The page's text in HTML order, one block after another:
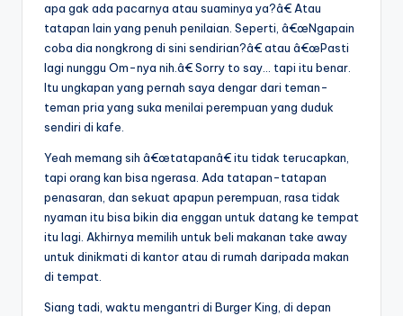
apa gak ada pacarnya atau suaminya ya?â€ Atau
tatapan lain yang penuh penilaian. Seperti, â€œNgapain
coba dia nongkrong di sini sendirian?â€ atau â€œPasti
lagi nunggu Om-nya nih.â€ Sorry to say… tapi itu benar.
Itu ungkapan yang pernah saya dengar dari teman-
teman pria yang suka menilai perempuan yang duduk
sendiri di kafe.
Yeah memang sih â€œtatapanâ€ itu tidak terucapkan,
tapi orang kan bisa ngerasa. Ada tatapan-tatapan
penasaran, dan sekuat apapun perempuan, rasa tidak
nyaman itu bisa bikin dia enggan untuk datang ke tempat
itu lagi. Akhirnya memilih untuk beli makanan take away
untuk dinikmati di kantor atau di rumah daripada makan
di tempat.
Siang tadi, waktu mengantri di Burger King, di depan